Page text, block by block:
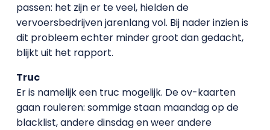
passen: het zijn er te veel, hielden de
vervoersbedrijven jarenlang vol. Bij nader inzien is
dit probleem echter minder groot dan gedacht,
blijkt uit het rapport.
Truc
Er is namelijk een truc mogelijk. De ov-kaarten
gaan rouleren: sommige staan maandag op de
blacklist, andere dinsdag en weer andere